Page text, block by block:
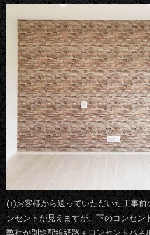
(↑)お客様から送っていただいた工事
ンセントが見えますが、下のコンセン
弊社が別途配線経路＋コンセントパネ